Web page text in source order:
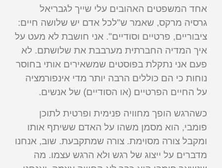
אחד המשפטים האהובים עלי שייך לגבריאל
גרסיה מרקס, שאמר ש"לכל אדם יש שלושה חיים:
ציבוריים, פרטיים וסודיים". אני חושבת לא מעט על
איך המדיה החברתית מערבבת את שלושתם. לא
פעם אני נתקלת בפוסטים שמשאירים אותי בחוסר
נוחות כי הם כוללים הרבה יותר מדי אינפורמציה
על החיים הפרטיים (או הסודיים) של אנשים.
כשהרגש הופך מחוויה פנימית ופרטית לתוכן
פומבי, הוא מסמן משהו על האדם ששיתף אותו
ומקבל צורה מסוימת. צורה שמתקבעת. שוב, אנחנו
מדברים על ייצוג של רגש ולא הרגש עצמו. מה